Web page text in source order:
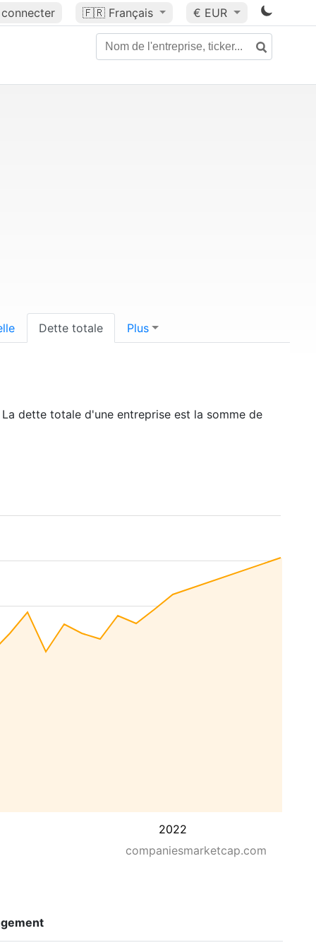
connecter 🇫🇷 Français € EUR
Dette totale Plus
La dette totale d'une entreprise est la somme de
2022
companiesmarketcap.com